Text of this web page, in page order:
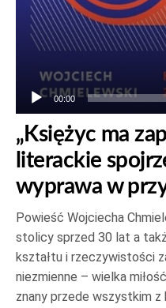
00:00
„Księżyc ma
literackie
wyprawa w
Powieść Wojciecha
stolicy sprzed 30 lat a
kształtu i rzeczywistości
niezmienne – wielka
znany przede wszystkim